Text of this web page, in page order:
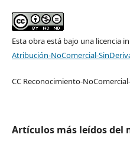
Esta obra está bajo una licencia
Atribución-NoComercial-
CC Reconocimiento-
Artículos más leídos del